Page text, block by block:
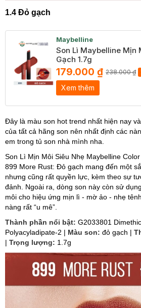
1.4 Đỏ gạch
Maybelline
Son Lì Maybelline Mịn
Gạch 1.7g
179.000 ₫ 238.000 ₫
Xem thêm
Đây là màu son hot trend nhất hiện nay
của tất cả hãng son nên nhất định các
em trong tủ son nhà mình nha.
Son Lì Mịn Môi Siêu Nhẹ Maybelline
899 More Rust: Đỏ gạch mang đến một
nhưng cũng rất quyền lực, kèm theo sự
đảnh. Ngoài ra, dòng son này còn sử
môi cho hiệu ứng mịn lì - mờ ảo - nhẹ
nàng rất “u mê”.
Thành phần nổi bật: G2033801
Polyacyladipate-2 | Màu son: đỏ gạch |
| Trọng lượng: 1.7g